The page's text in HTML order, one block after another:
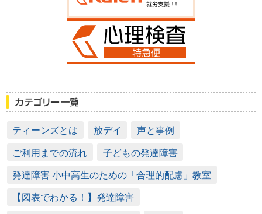
ティーンズとは 放デイ 声と事例
ご利用までの流れ 子どもの発達障害
発達障害 小中高生のための「合理的配慮」教室
【図表でわかる！】発達障害